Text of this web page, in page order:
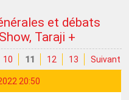
et débats
Taraji +
10 11 12 13 Suivant
20:50